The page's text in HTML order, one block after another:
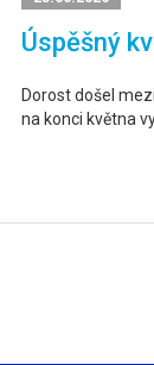
Úspěšný
Dorost došel
na konci května